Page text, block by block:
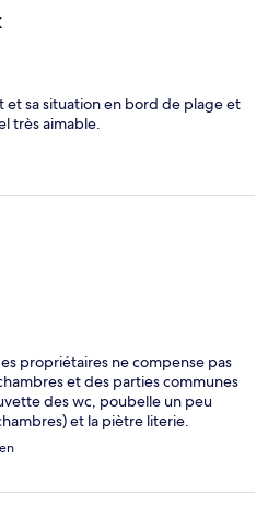
sa situation en bord de plage et
très aimable.
propriétaires ne compense pas
et des parties communes
des wc, poubelle un peu
et la piètre literie.